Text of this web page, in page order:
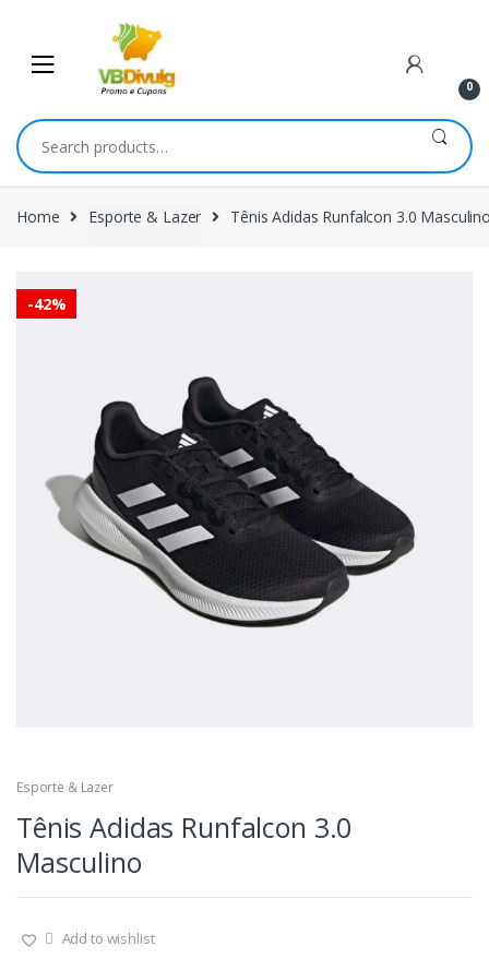
navigation
content
0
Search
for:
Home Esporte & Lazer Tênis Adidas Runfalcon 3.0
-42%
Esporte & Lazer
Tênis Adidas Runfalcon 3.0
Masculino
Add to wishlist